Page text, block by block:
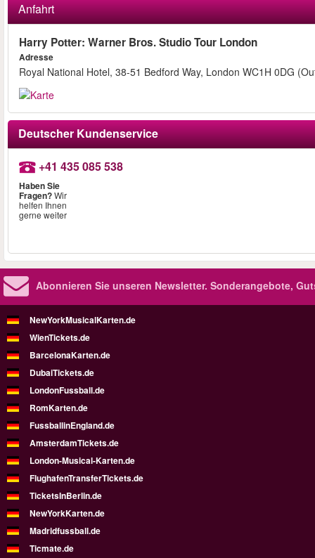
Anfahrt
Harry Potter: Warner Bros. Studio Tour London
Adresse
Royal National Hotel, 38-51 Bedford Way, London WC1H 0DG
Deutscher Kundenservice
+41 435 085 538
Haben Sie
Fragen?Wir
helfen Ihnen
gerne weiter
Abonnieren Sie unseren Newsletter. Sonderangebote,
NewYorkMusicalKarten.de
WienTickets.de
BarcelonaKarten.de
DubaiTickets.de
LondonFussball.de
RomKarten.de
FussballinEngland.de
AmsterdamTickets.de
London-Musical-Karten.de
FlughafenTransferTickets.de
TicketsInBerlin.de
NewYorkKarten.de
Madridfussball.de
Ticmate.de